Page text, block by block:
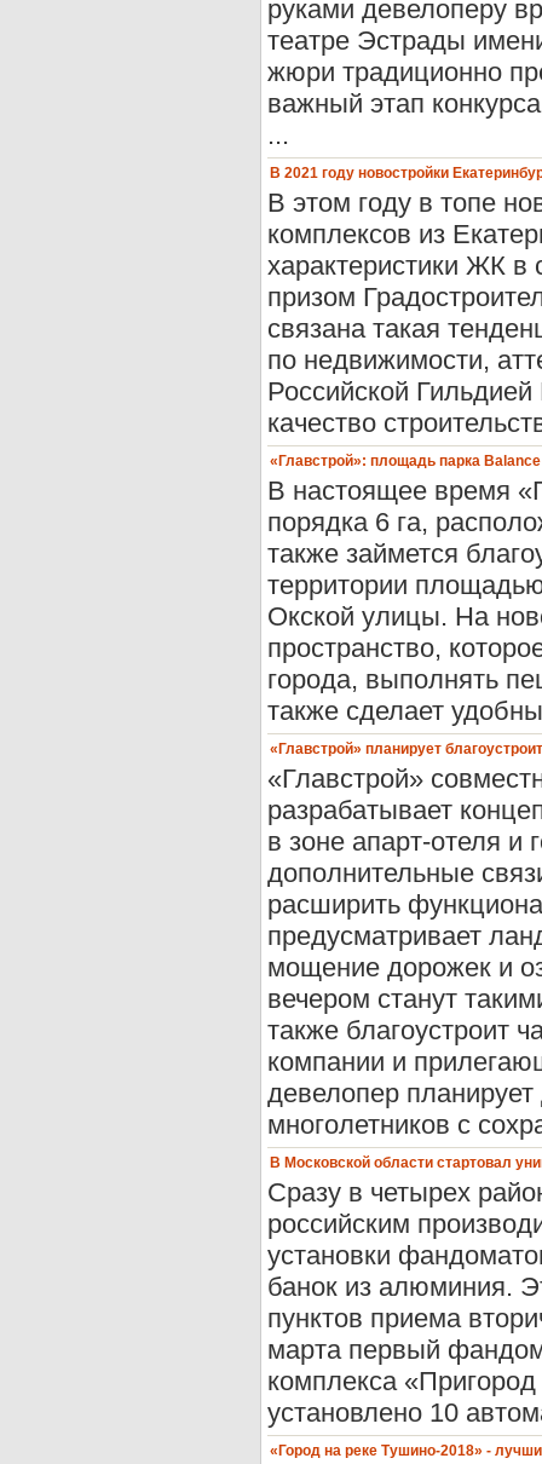
руками девелоперу
театре Эстрады
жюри традиционно
важный этап
...
В 2021 году новостройки
В этом году в топе
комплексов из
характеристики ЖК
призом
связана такая
по недвижимости,
Российской
качество
«Главстрой»: площадь парка
В настоящее время
порядка 6 га,
также займется
территории
Окской улицы. На
пространство,
города, выполнять
также сделает
«Главстрой» планирует
«Главстрой»
разрабатывает
в зоне апарт-отеля и
дополнительные
расширить
предусматривает
мощение дорожек и
вечером станут
также благоустроит
компании и
девелопер
многолетников с
В Московской области стартовал
Сразу в четырех
российским
установки
банок из алюминия.
пунктов приема
марта первый
комплекса
установлено 10
«Город на реке Тушино-2018» -